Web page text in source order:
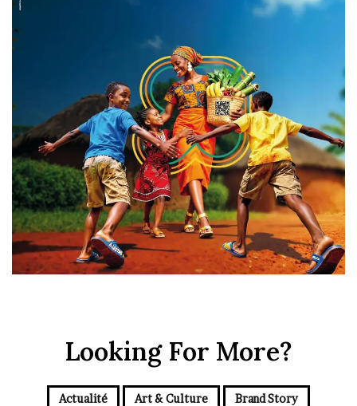
Looking For More?
Actualité Art & Culture Brand Story